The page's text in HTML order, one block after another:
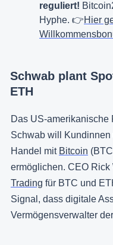
reguliert!
Hyphe. 👉Hier
Schwab plant
ETH
Das US-
Schwab will
Handel mit Bitcoin
ermöglichen. CEO Rick
Trading für BTC und
Signal, dass digitale
Vermögensverwalter